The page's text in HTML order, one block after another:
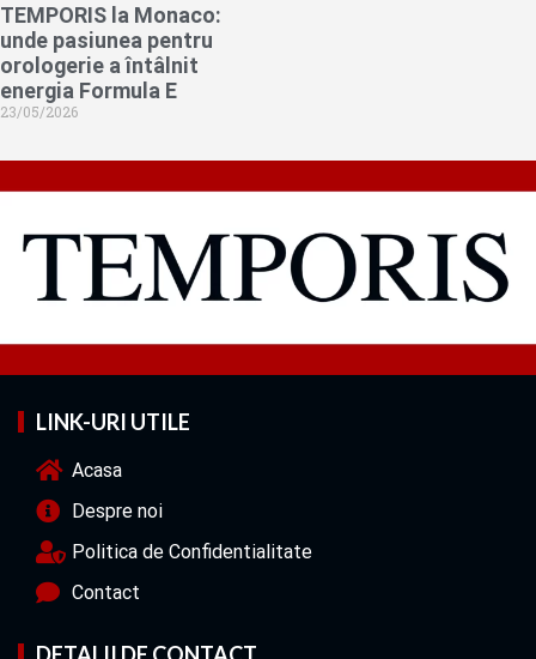
TEMPORIS la Monaco:
unde pasiunea pentru
orologerie a întâlnit
energia Formula E
23/05/2026
LINK-URI UTILE
Acasa
Despre noi
Politica de Confidentialitate
Contact